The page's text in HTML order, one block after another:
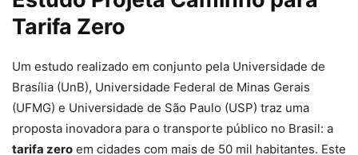
Tarifa Zero
Um estudo realizado em conjunto pela Universidade de
Brasília (UnB), Universidade Federal de Minas Gerais
(UFMG) e Universidade de São Paulo (USP) traz uma
proposta inovadora para o transporte público no Brasil: a
tarifa zero em cidades com mais de 50 mil habitantes. Este